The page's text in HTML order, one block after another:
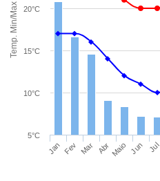
Temp. Min/Max
Jan Fev Mar Abr Maio Jun Jul
5°C
10°C
15°C
20°C